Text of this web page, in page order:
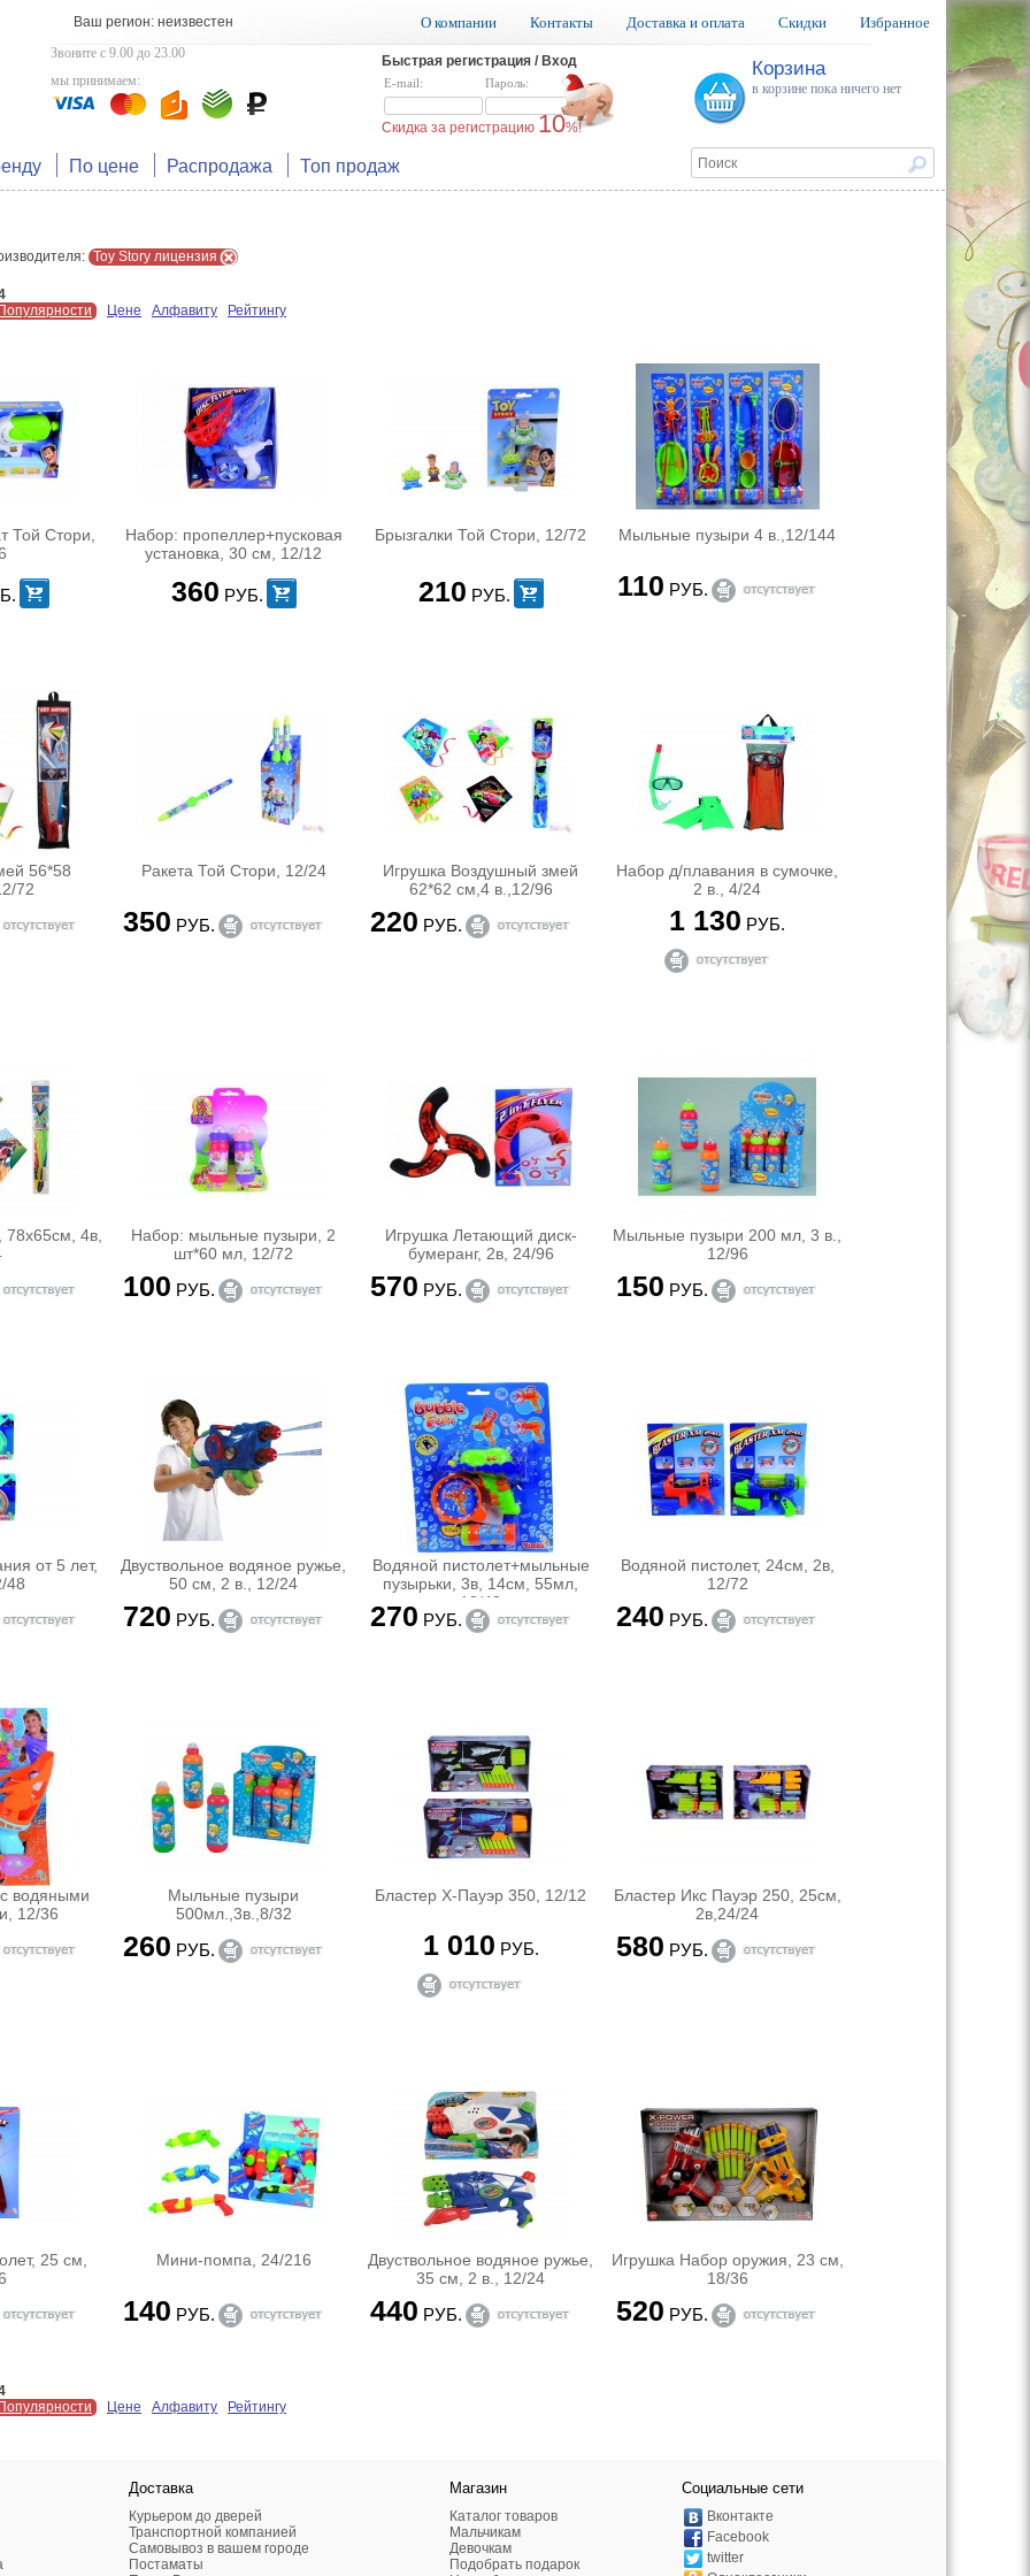
Ваш регион: неизвестен О компании Контакты Доставка и оплата Скидки Избранное
Звоните с 9.00 до 23.00
мы принимаем:
Быстрая регистрация / Вход
E-mail: Пароль:
Скидка за регистрацию 10%!
Корзина
в корзине пока ничего нет
По цене Распродажа Топ продаж
Toy Story лицензия
Популярности Цене Алфавиту Рейтингу
Той Стори,
Набор: пропеллер+пусковая
установка, 30 см, 12/12
360 РУБ.
Брызгалки Той Стори, 12/72
210 РУБ.
Мыльные пузыри 4 в.,12/144
110 РУБ.
56*58
72
Ракета Той Стори, 12/24
350 РУБ.
Игрушка Воздушный змей
62*62 см,4 в.,12/96
220 РУБ.
Набор д/плавания в сумочке,
2 в., 4/24
1 130 РУБ.
4в,
Набор: мыльные пузыри, 2
шт*60 мл, 12/72
100 РУБ.
Игрушка Летающий диск-
бумеранг, 2в, 24/96
570 РУБ.
Мыльные пузыри 200 мл, 3 в.,
12/96
150 РУБ.
от 5 лет,
48
Двуствольное водяное ружье,
50 см, 2 в., 12/24
720 РУБ.
Водяной пистолет+мыльные
пузырьки, 3в, 14см, 55мл,
12/48
270 РУБ.
Водяной пистолет, 24см, 2в,
12/72
240 РУБ.
водяными
12/36
Мыльные пузыри
500мл.,3в.,8/32
260 РУБ.
Бластер Х-Пауэр 350, 12/12
1 010 РУБ.
Бластер Икс Пауэр 250, 25см,
2в,24/24
580 РУБ.
25 см,
Мини-помпа, 24/216
140 РУБ.
Двуствольное водяное ружье,
35 см, 2 в., 12/24
440 РУБ.
Игрушка Набор оружия, 23 см,
18/36
520 РУБ.
Популярности Цене Алфавиту Рейтингу
Доставка
Курьером до дверей
Транспортной компанией
Самовывоз в вашем городе
Постаматы
Магазин
Каталог товаров
Мальчикам
Девочкам
Подобрать подарок
Социальные сети
Вконтакте
Facebook
twitter